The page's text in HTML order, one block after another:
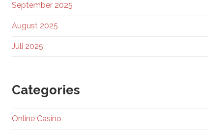
September 2025
August 2025
Juli 2025
Categories
Online Casino